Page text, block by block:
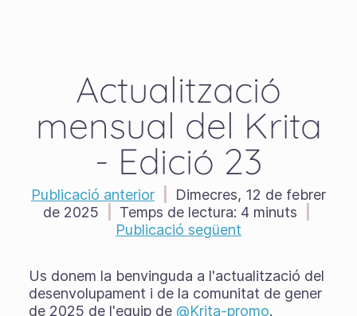
Actualització
mensual del Krita
- Edició 23
Publicació anterior
Dimecres, 12 de febrer
de 2025
Temps de lectura: 4 minuts
Publicació següent
Us donem la benvinguda a l'actualització del
desenvolupament i de la comunitat de gener
de 2025 de l'equip de @Krita-promo.